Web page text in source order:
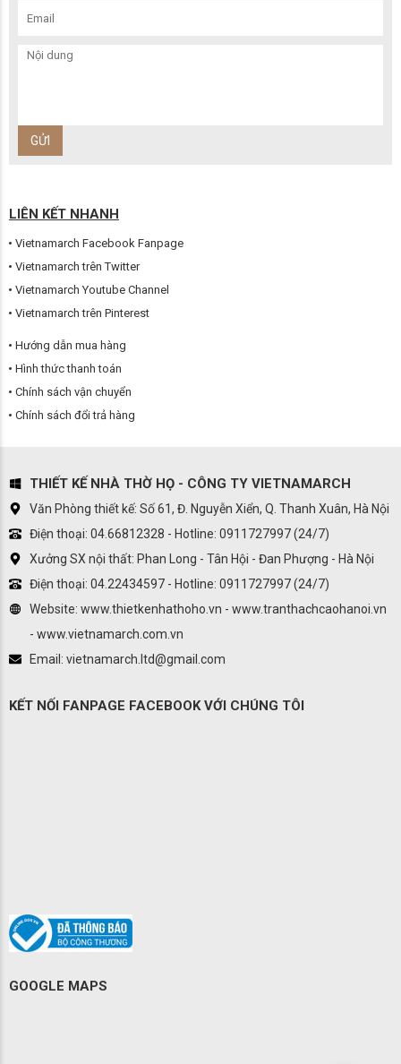
LIÊN KẾT NHANH
Vietnamarch Facebook Fanpage
Vietnamarch trên Twitter
Vietnamarch Youtube Channel
Vietnamarch trên Pinterest
Hướng dẫn mua hàng
Hình thức thanh toán
Chính sách vận chuyển
Chính sách đổi trả hàng
THIẾT KẾ NHÀ THỜ HỌ - CÔNG TY VIETNAMARCH
Văn Phòng thiết kế: Số 61, Đ. Nguyễn Xiển, Q. Thanh Xuân, Hà Nội
Điện thoại: 04.66812328 - Hotline: 0911727997 (24/7)
Xưởng SX nội thất: Phan Long - Tân Hội - Đan Phượng - Hà Nội
Điện thoại: 04.22434597 - Hotline: 0911727997 (24/7)
Website: www.thietkenhathoho.vn - www.tranthachcaohanoi.vn
- www.vietnamarch.com.vn
Email: vietnamarch.ltd@gmail.com
KẾT NỐI FANPAGE FACEBOOK VỚI CHÚNG TÔI
GOOGLE MAPS